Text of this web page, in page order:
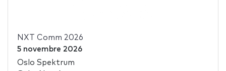
NXT Comm 2026
5 novembre 2026
Oslo Spektrum